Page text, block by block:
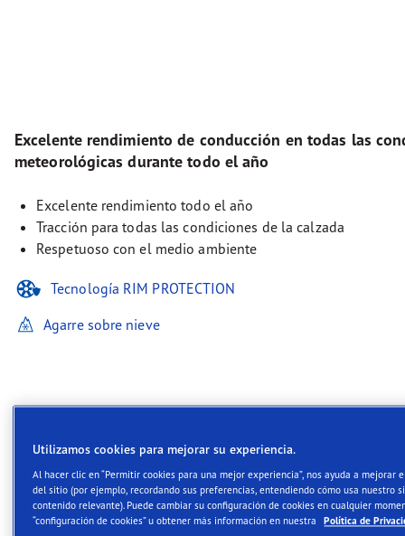
Excelente rendimiento de conducción en todas las
meteorológicas durante todo el año
Excelente rendimiento todo el año
Tracción para todas las condiciones de la calzada
Respetuoso con el medio ambiente
Tecnología RIM PROTECTION
Agarre sobre nieve
Excelente rendimiento de
conducción en todas las
Utilizamos cookies para mejorar su experiencia.
Al hacer clic en “Permitir cookies para una mejor experiencia”, nos ayuda a mejorar
del sitio (por ejemplo, recordando sus preferencias, entendiendo cómo usa nuestro
contenido relevante). Puede cambiar su configuración de cookies en cualquier
“configuración de cookies” u obtener más información en nuestra
Política de